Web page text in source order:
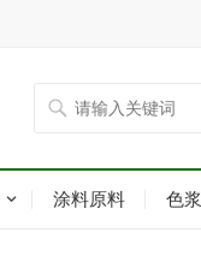
涂料原料 色浆